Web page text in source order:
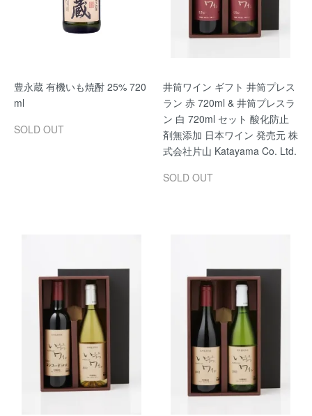
豊永蔵 有機いも焼酎 25% 720
ml
SOLD OUT
井筒ワイン ギフト 井筒プレス
ラン 赤 720ml & 井筒プレスラ
ン 白 720ml セット 酸化防止
剤無添加 日本ワイン 発売元 株
式会社片山 Katayama Co. Ltd.
SOLD OUT